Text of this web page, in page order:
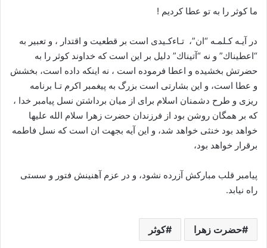
ما كوثر را به تو عطا كرديم !
در آيـه كـلمـه “ان”، تـاءكـيدی است بر قطعیت و اقتدار ، و تعبير به
“اعطيناك” و نه “آتيناك” دليل بر اين است كه خداوند كوثر را به
حضرتش بخشيده و اعطا فرموده است ، نه اینکه داده است، بخشش
و عطا است، و اين بشارتى است بزرگ به پيغمبر اكرم تـا برنامه
ریزی و طرح دشمنان اسلام برای از میان برداشتن نسل پیامبر خدا ،
که بر همگان روشن بود از فرزندان حضرت زهرا سلام الله علیها
خواهد بود خنثی خواهد شد، و این آیه بجهت ان است که نسل فاطمه
برقرار خواهد بود،
پیامبر قلب مباركش آزرده نشود، و در عزم آهنينش فتور و سستى
راه نيابد.
حضرت زهرا کوثر